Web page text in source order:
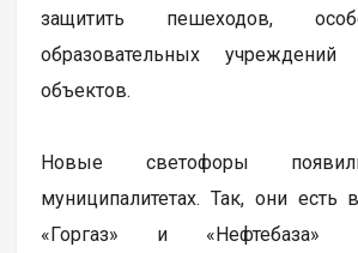
защитить пешеходов,
образовательных
объектов.
Новые светофоры
муниципалитетах. Так, они есть
«Горгаз» и